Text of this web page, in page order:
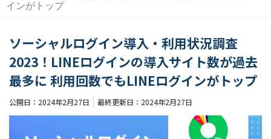
インがトップ
ソーシャルログイン導入・利用状況調査
2023！LINEログインの導入サイト数が過去
最多に 利用回数でもLINEログインがトップ
公開日： 2024年2月27日 最終更新日： 2024年2月27日